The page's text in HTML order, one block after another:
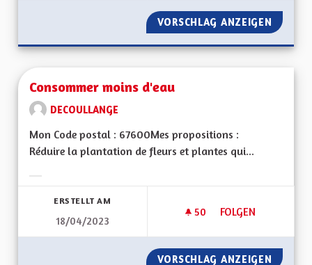
VORSCHLAG ANZEIGEN
Consommer moins d'eau
DECOULLANGE
Mon Code postal : 67600Mes propositions :
Réduire la plantation de fleurs et plantes qui...
ERSTELLT AM
18/04/2023
50 50 FOLLOWER
FOLGEN
CONSOMMER
VORSCHLAG ANZEIGEN